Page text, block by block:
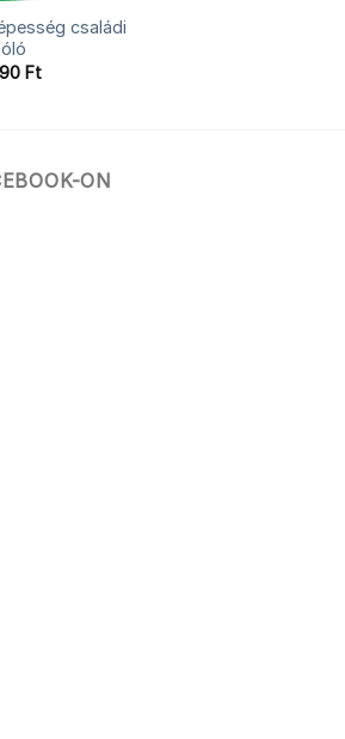
családi
Ft
ON